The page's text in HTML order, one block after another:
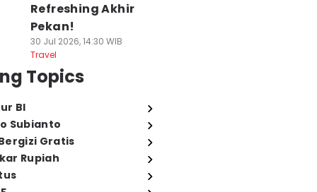
Refreshing Akhir
Pekan!
30 Jul 2026, 14:30 WIB
Travel
Topics
BI
Subianto
Gratis
Rupiah